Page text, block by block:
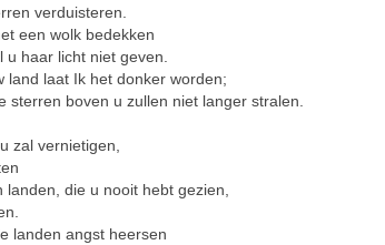
verduisteren.
een wolk bedekken
u haar licht niet geven.
land laat Ik het donker worden;
sterren boven u zullen niet langer stralen.
zal vernietigen,
landen, die u nooit hebt gezien,
landen angst heersen